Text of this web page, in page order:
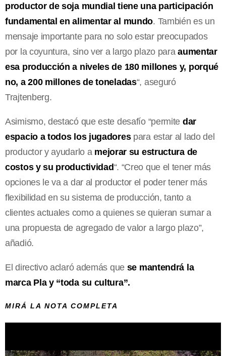
productor de soja mundial tiene una participación
fundamental en alimentar al mundo. También es un
mensaje importante para no solo estar preocupados
por la coyuntura, sino ver a largo plazo paraaumentar
esa producción a niveles de 180 millones y, porqué
no, a 200 millones de toneladas“, aseguró
Trajtenberg.
Asimismo, destacó que este desafío “permite dar
espacio a todos los jugadorespara estar al lado del
productor y ayudarlo a mejorar su estructura de
costos y su productividad“. “Creo que el tener más
opciones le va a dar al productor el poder tener más
flexibilidad en su sistema de producción, tanto a
clientes actuales como a quienes se quieran sumar a
una propuesta de agregado de valor a largo plazo”,
añadió.
El directivo aclaró además que se mantendrá la
marca Pla y “toda su cultura”.
MIRÁ LA NOTA COMPLETA